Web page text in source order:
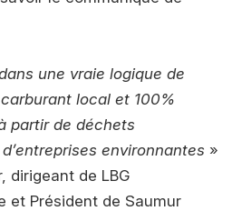
une vraie logique de
local et 100%
partir de déchets
environnantes »
dirigeant de LBG
et Président de Saumur